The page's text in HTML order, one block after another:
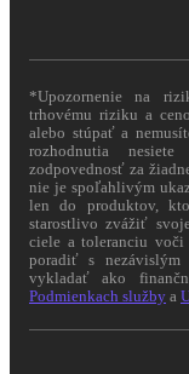
*Upozornenie na
trhovému riziku a
alebo stúpať a
rozhodnutia
zodpovednosť za
nie je spoľahlivým
len do produktov,
starostlivo zvážiť
ciele a toleranciu
poradiť s nezávislým
vykladať ako
Podmienkach služby a